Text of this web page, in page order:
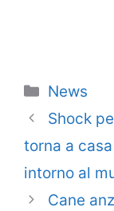
Categorie
News
Shock
torna a
intorno al
Cane